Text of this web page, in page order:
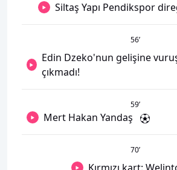
Siltaş Yapı Pendikspor
56’
Edin Dzeko'nun gelişine
çıkmadı!
59’
Mert Hakan Yandaş
70’